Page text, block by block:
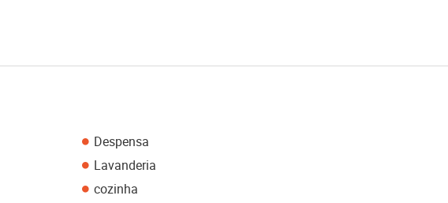
Despensa
Lavanderia
cozinha